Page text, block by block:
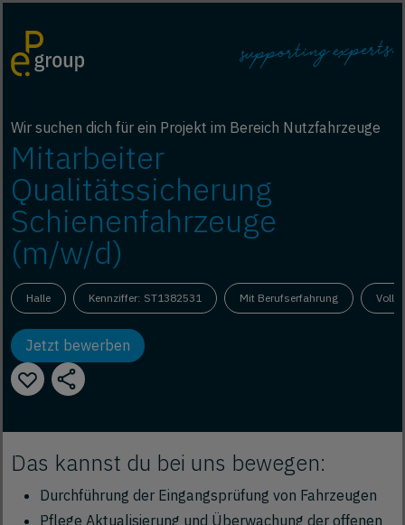
Wir suchen dich für ein Projekt im Bereich Nutzfahrzeuge
Mitarbeiter
Qualitätssicherung
Schienenfahrzeuge
(m/w/d)
Halle Kennziffer: ST1382531 Mit Berufserfahrung
Jetzt bewerben
Das kannst du bei uns bewegen:
Durchführung der Eingangsprüfung von Fahrzeugen
Pflege Aktualisierung und Überwachung der offenen